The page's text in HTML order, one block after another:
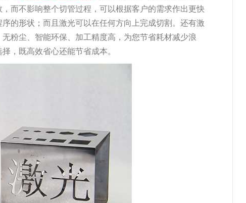
而不影响整个切管过程，可以根据客户的需求作出更快
的形状；而且激光可以在任何方向上完成切割。还有激
粉尘、智能环保、加工精度高，为您节省耗材减少浪
，既高效省心还能节省成本。